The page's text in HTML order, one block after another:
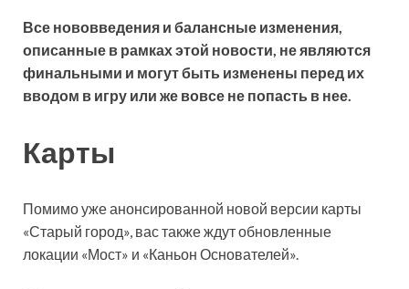
Все нововведения и балансные изменения,
описанные в рамках этой новости, не являются
финальными и могут быть изменены перед их
вводом в игру или же вовсе не попасть в нее.
Карты
Помимо уже анонсированной новой версии карты
«Старый город», вас также ждут обновленные
локации «Мост» и «Каньон Основателей».